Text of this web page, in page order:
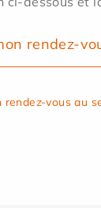
rendez-
rendez-vous au